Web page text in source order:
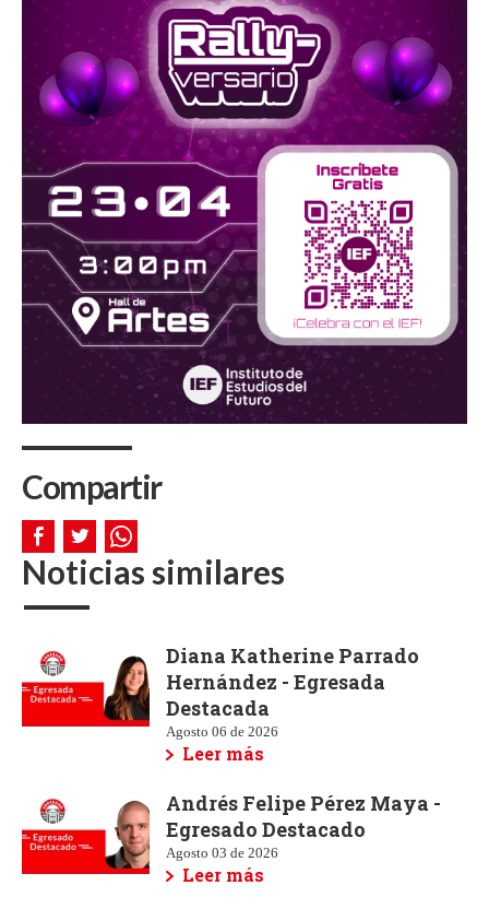
Compartir
Noticias similares
Diana Katherine Parrado
Hernández - Egresada
Destacada
Agosto 06 de 2026
Leer más
Andrés Felipe Pérez Maya -
Egresado Destacado
Agosto 03 de 2026
Leer más